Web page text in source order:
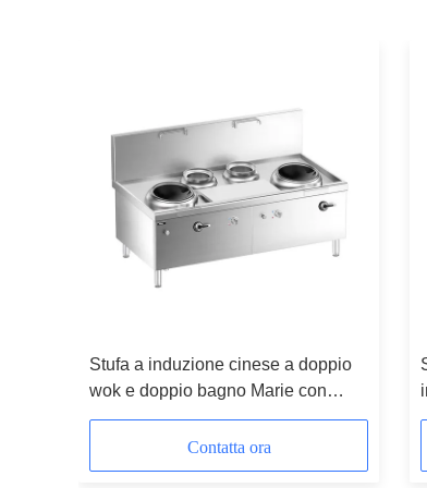
Stufa a induzione cinese a doppio
wok e doppio bagno Marie con
armadio
Contatta ora